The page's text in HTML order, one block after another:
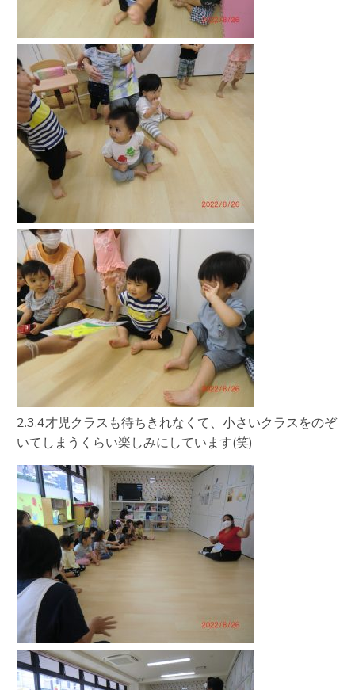
2.3.4才児クラスも待ちきれなくて、小さいクラスをのぞ
いてしまうくらい楽しみにしています(笑)